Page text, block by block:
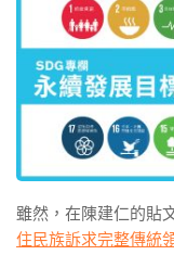
雖然，在陳建仁的貼
住民族訴求完整傳統